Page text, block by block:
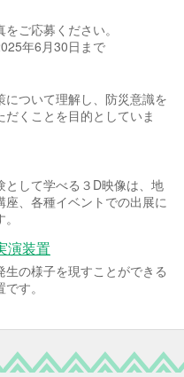
ご応募ください。
年6月30日まで
について理解し、防災意識を
くことを目的としていま
として学べる３D映像は、地
座、各種イベントでの出展に
演装置
生の様子を現すことができる
す。